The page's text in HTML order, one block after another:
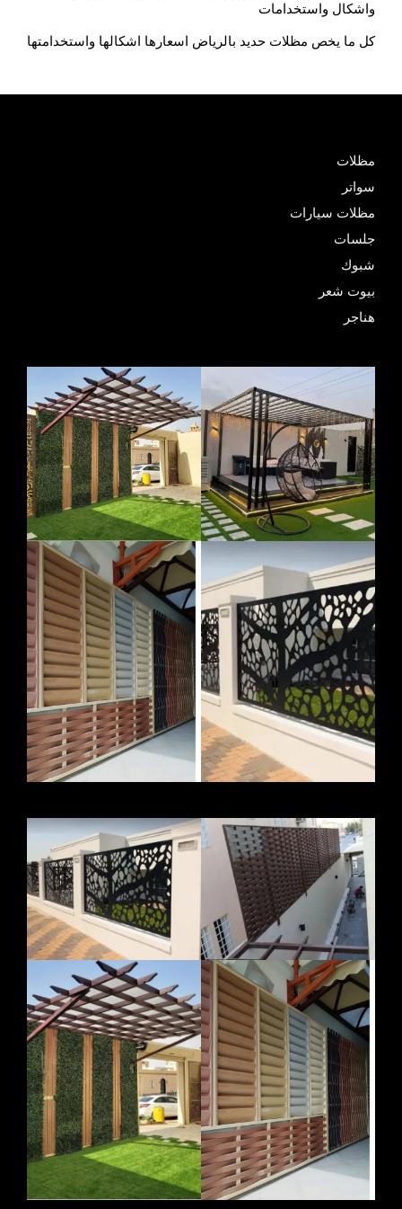
واشكال واستخدامات
كل ما يخص مظلات حديد بالرياض اسعارها اشكالها واستخدامتها
مظلات
سواتر
مظلات سيارات
جلسات
شبوك
بيوت شعر
هناجر